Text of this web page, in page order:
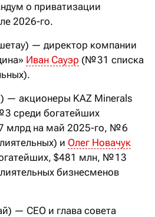
о приватизации
2026-го.
— директор компании
Иван Сауэр (№ 31 списка
— акционеры KAZ Minerals
среди богатейших
млрд на май 2025-го, № 6
и Олег Новачук
$481 млн, № 13
бизнесменов
— CEO и глава совета